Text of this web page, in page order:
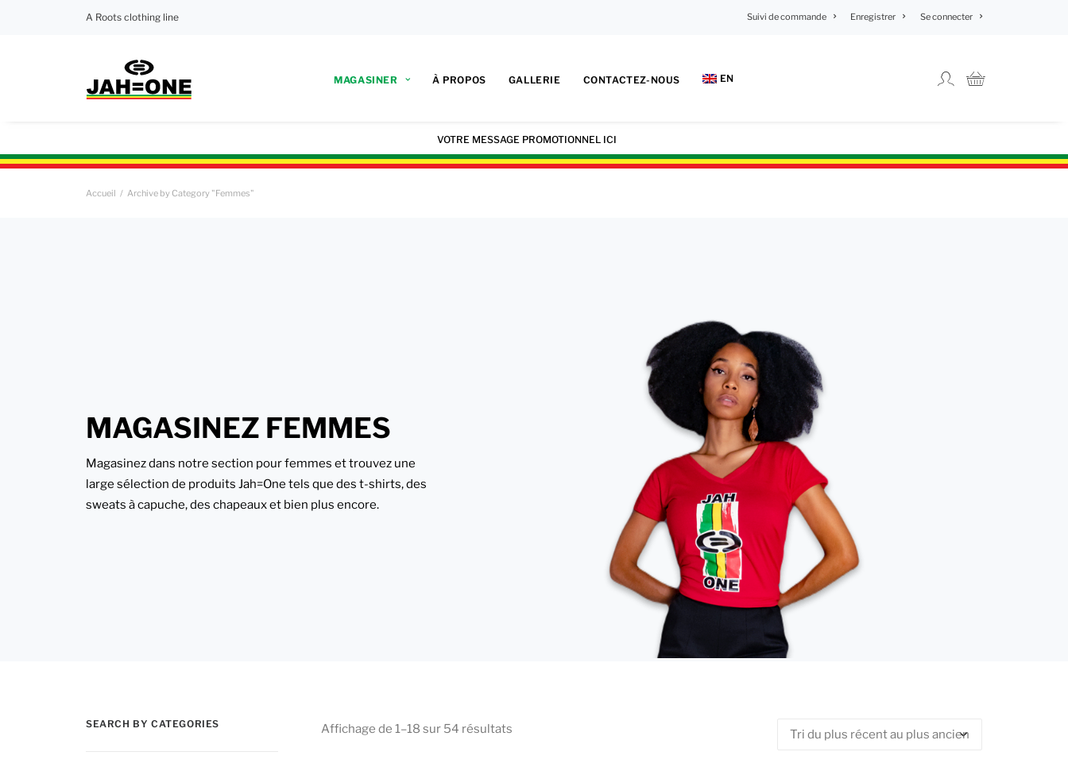
A Roots clothing line Suivi de commande Enregistrer Se connecter
MAGASINER À PROPOS GALLERIE CONTACTEZ-NOUS EN
VOTRE MESSAGE PROMOTIONNEL ICI
Accueil Archive by Category "Femmes"
MAGASINEZ FEMMES
Magasinez dans notre section pour femmes et trouvez une
large sélection de produits Jah=One tels que des t-shirts, des
sweats à capuche, des chapeaux et bien plus encore.
SEARCH BY CATEGORIES Affichage de 1–18 sur 54 résultats